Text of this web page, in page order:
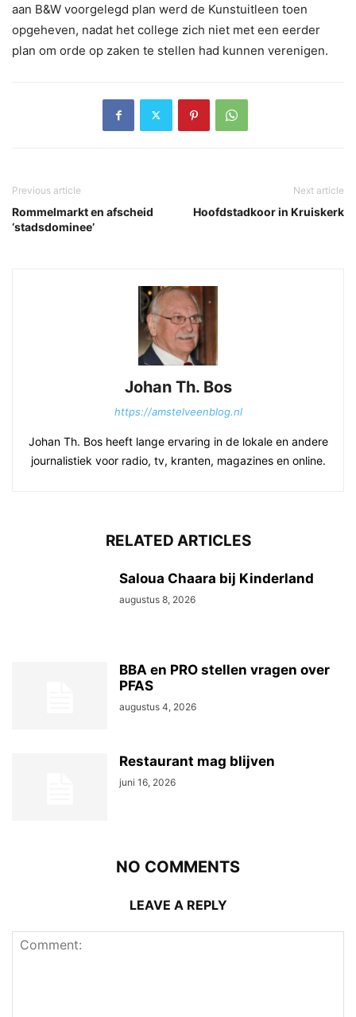
aan B&W voorgelegd plan werd de Kunstuitleen toen
opgeheven, nadat het college zich niet met een eerder
plan om orde op zaken te stellen had kunnen verenigen.
Previous article
Rommelmarkt en afscheid
‘stadsdominee’
Next article
Hoofdstadkoor in Kruiskerk
Johan Th. Bos
https://amstelveenblog.nl
Johan Th. Bos heeft lange ervaring in de lokale en andere
journalistiek voor radio, tv, kranten, magazines en online.
RELATED ARTICLES
Saloua Chaara bij Kinderland
augustus 8, 2026
BBA en PRO stellen vragen over
PFAS
augustus 4, 2026
Restaurant mag blijven
juni 16, 2026
NO COMMENTS
LEAVE A REPLY